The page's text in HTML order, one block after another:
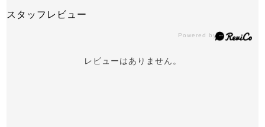
スタッフレビュー
レビューはありません。